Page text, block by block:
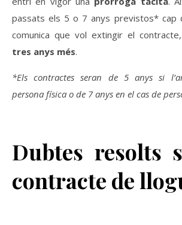
passats els 5 o 7 anys previstos* cap
comunica que vol extingir el
tres anys més.
*Els contractes seran de 5 anys si
persona física o de 7 anys en el cas de
Dubtes resolts
contracte de